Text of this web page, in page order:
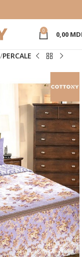
0 0,00
PERCALE